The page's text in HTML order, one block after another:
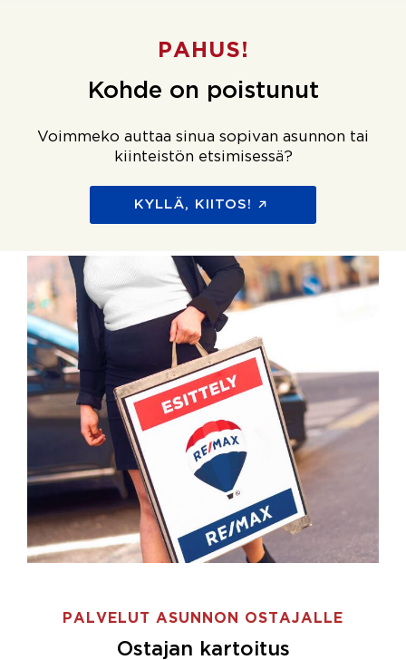
PAHUS!
Kohde on poistunut
Voimmeko auttaa sinua sopivan asunnon tai
kiinteistön etsimisessä?
KYLLÄ, KIITOS!
PALVELUT ASUNNON OSTAJALLE
Ostajan kartoitus